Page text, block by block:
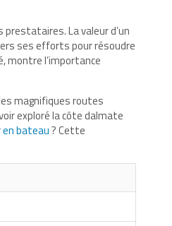
prestataires. La valeur d’un
ses efforts pour résoudre
montre l’importance
magnifiques routes
exploré la côte dalmate
bateau? Cette